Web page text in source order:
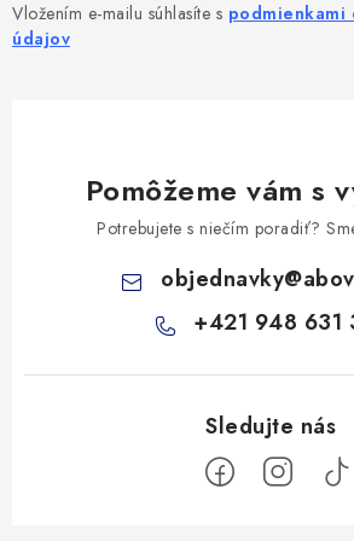
Vložením e-mailu súhlasíte s podmienkami
údajov
Pomôžeme vám s
Potrebujete s niečím poradiť?
objednavky@
+421 948 631